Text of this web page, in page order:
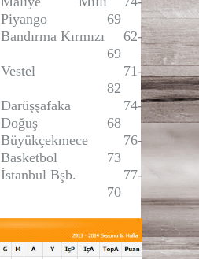
Piyango
69
Bandırma Kırmızı
62-
69
Vestel
71-
82
Darüşşafaka
Doğuş
74-
68
Büyükçekmece
Basketbol
76-
73
İstanbul Bşb.
77-
70